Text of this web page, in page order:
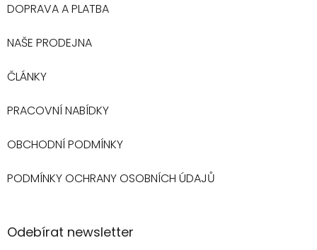
DOPRAVA A PLATBA
NAŠE PRODEJNA
ČLÁNKY
PRACOVNÍ NABÍDKY
OBCHODNÍ PODMÍNKY
PODMÍNKY OCHRANY OSOBNÍCH ÚDAJŮ
Odebírat newsletter